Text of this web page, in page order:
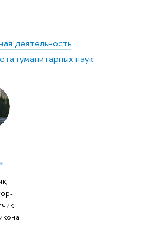
деятельность
гуманитарных наук